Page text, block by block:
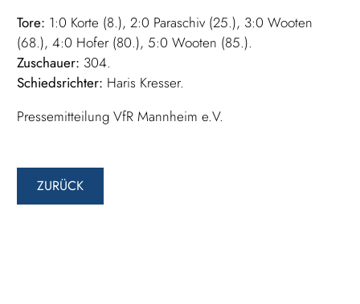
Tore: 1:0 Korte (8.), 2:0 Paraschiv (25.), 3:0 Wooten
(68.), 4:0 Hofer (80.), 5:0 Wooten (85.).
Zuschauer: 304.
Schiedsrichter: Haris Kresser.
Pressemitteilung VfR Mannheim e.V.
ZURÜCK